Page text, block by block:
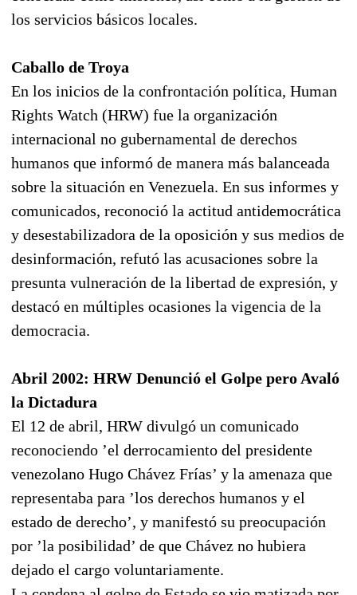
los servicios básicos locales.
Caballo de Troya
En los inicios de la confrontación política, Human
Rights Watch (HRW) fue la organización
internacional no gubernamental de derechos
humanos que informó de manera más balanceada
sobre la situación en Venezuela. En sus informes y
comunicados, reconoció la actitud antidemocrática
y desestabilizadora de la oposición y sus medios de
desinformación, refutó las acusaciones sobre la
presunta vulneración de la libertad de expresión, y
destacó en múltiples ocasiones la vigencia de la
democracia.
Abril 2002: HRW Denunció el Golpe pero Avaló
la Dictadura
El 12 de abril, HRW divulgó un comunicado
reconociendo ’el derrocamiento del presidente
venezolano Hugo Chávez Frías’ y la amenaza que
representaba para ’los derechos humanos y el
estado de derecho’, y manifestó su preocupación
por ’la posibilidad’ de que Chávez no hubiera
dejado el cargo voluntariamente.